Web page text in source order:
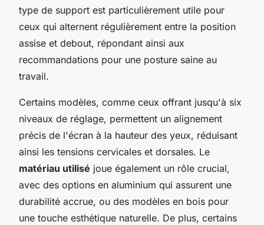
type de support est particulièrement utile pour
ceux qui alternent régulièrement entre la position
assise et debout, répondant ainsi aux
recommandations pour une posture saine au
travail.
Certains modèles, comme ceux offrant jusqu'à six
niveaux de réglage, permettent un alignement
précis de l'écran à la hauteur des yeux, réduisant
ainsi les tensions cervicales et dorsales. Le
matériau utilisé joue également un rôle crucial,
avec des options en aluminium qui assurent une
durabilité accrue, ou des modèles en bois pour
une touche esthétique naturelle. De plus, certains